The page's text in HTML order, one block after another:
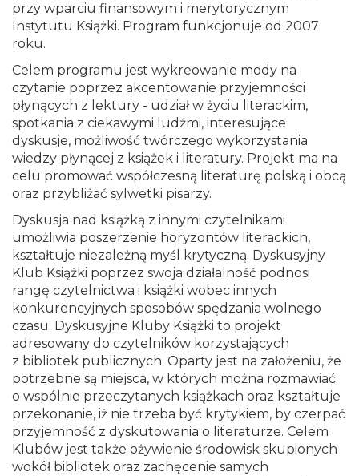
przy wparciu finansowym i merytorycznym
Instytutu Książki. Program funkcjonuje od 2007
roku.
Celem programu jest wykreowanie mody na
czytanie poprzez akcentowanie przyjemności
płynących z lektury - udział w życiu literackim,
spotkania z ciekawymi ludźmi, interesujące
dyskusje, możliwość twórczego wykorzystania
wiedzy płynącej z książek i literatury. Projekt ma na
celu promować współczesną literaturę polską i obcą
oraz przybliżać sylwetki pisarzy.
Dyskusja nad książką z innymi czytelnikami
umożliwia poszerzenie horyzontów literackich,
kształtuje niezależną myśl krytyczną. Dyskusyjny
Klub Książki poprzez swoja działalność podnosi
rangę czytelnictwa i książki wobec innych
konkurencyjnych sposobów spędzania wolnego
czasu. Dyskusyjne Kluby Książki to projekt
adresowany do czytelników korzystających
z bibliotek publicznych. Oparty jest na założeniu, że
potrzebne są miejsca, w których można rozmawiać
o wspólnie przeczytanych książkach oraz kształtuje
przekonanie, iż nie trzeba być krytykiem, by czerpać
przyjemność z dyskutowania o literaturze. Celem
Klubów jest także ożywienie środowisk skupionych
wokół bibliotek oraz zachęcenie samych